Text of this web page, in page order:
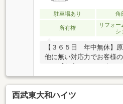
駐車場あり 角
所有権
リフォー
シ
【３６５日 年中無休】
他に無い対応力でお客様
と取引有り。お客様に合
させて頂きます。
西武東大和ハイツ